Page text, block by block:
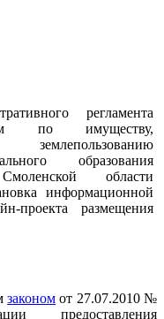
регламента
по имуществу,
образования
области
информационной
проекта размещения
законом от 27.07.2010 №
предоставления